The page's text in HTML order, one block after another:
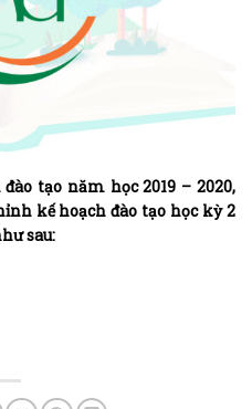
tạo năm học 2019 – 2020,
kế hoạch đào tạo học kỳ 2
sau: